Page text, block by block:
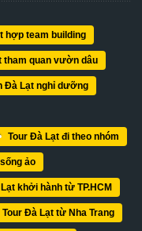
hợp team building
tham quan vườn dâu
Đà Lạt nghỉ dưỡng
Tour Đà Lạt đi theo nhóm
ảo
khởi hành từ TP.HCM
Tour Đà Lạt từ Nha Trang